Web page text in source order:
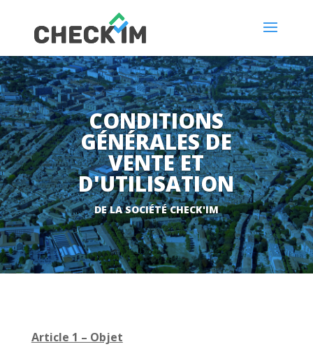
CONDITIONS
GÉNÉRALES DE
VENTE ET
D'UTILISATION
DE LA SOCIÉTÉ CHECK'IM
Article 1 – Objet